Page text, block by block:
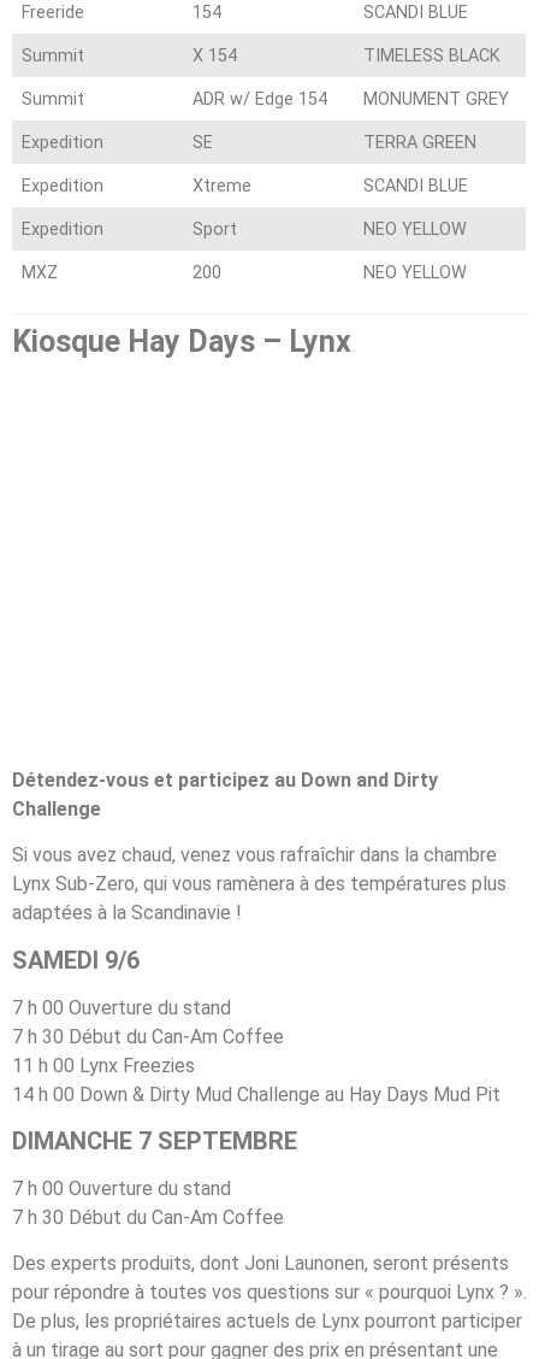
Freeride 154 SCANDI BLUE
Summit X 154 TIMELESS BLACK
Summit ADR w/ Edge 154 MONUMENT GREY
Expedition SE TERRA GREEN
Expedition Xtreme SCANDI BLUE
Expedition Sport NEO YELLOW
MXZ 200 NEO YELLOW
Kiosque Hay Days – Lynx
Détendez-vous et participez au Down and Dirty
Challenge
Si vous avez chaud, venez vous rafraîchir dans la chambre
Lynx Sub-Zero, qui vous ramènera à des températures plus
adaptées à la Scandinavie !
SAMEDI 9/6
7 h 00 Ouverture du stand
7 h 30 Début du Can-Am Coffee
11 h 00 Lynx Freezies
14 h 00 Down & Dirty Mud Challenge au Hay Days Mud Pit
DIMANCHE 7 SEPTEMBRE
7 h 00 Ouverture du stand
7 h 30 Début du Can-Am Coffee
Des experts produits, dont Joni Launonen, seront présents
pour répondre à toutes vos questions sur « pourquoi Lynx ? ».
De plus, les propriétaires actuels de Lynx pourront participer
à un tirage au sort pour gagner des prix en présentant une